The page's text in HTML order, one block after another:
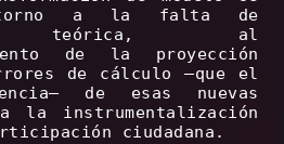
torno a la falta de
teórica, al
de la proyección
de cálculo –que el
de esas nuevas
la instrumentalización
ciudadana.